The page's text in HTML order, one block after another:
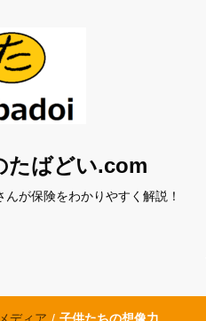
たばどい.com
んが保険をわかりやすく解説！